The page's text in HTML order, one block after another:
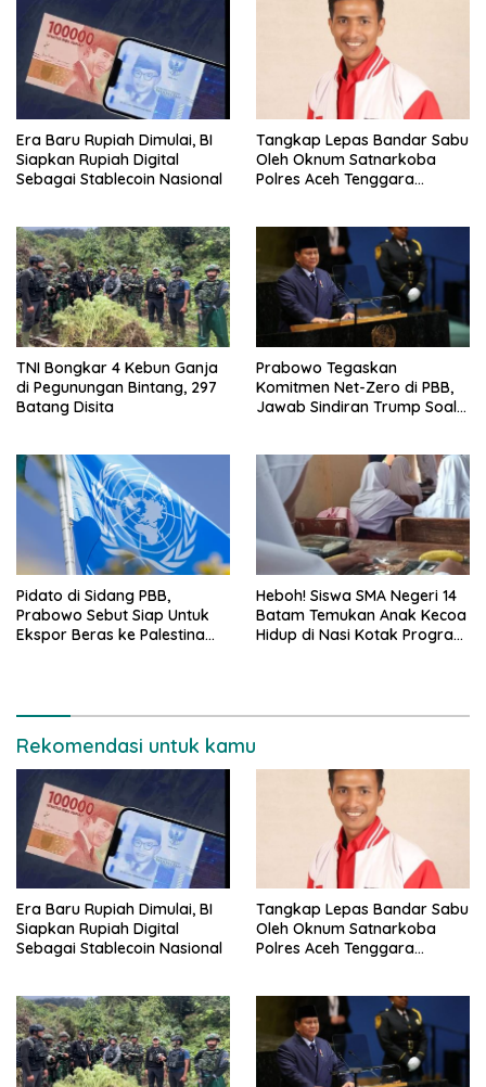
Era Baru Rupiah Dimulai, BI
Siapkan Rupiah Digital
Sebagai Stablecoin Nasional
Tangkap Lepas Bandar Sabu
Oleh Oknum Satnarkoba
Polres Aceh Tenggara
TNI Bongkar 4 Kebun Ganja
di Pegunungan Bintang, 297
Batang Disita
Prabowo Tegaskan
Komitmen Net-Zero di PBB,
Jawab Sindiran Trump Soal
Pidato di Sidang PBB,
Prabowo Sebut Siap Untuk
Ekspor Beras ke Palestina
Heboh! Siswa SMA Negeri 14
Batam Temukan Anak Kecoa
Hidup di Nasi Kotak Program
Rekomendasi untuk kamu
Era Baru Rupiah Dimulai, BI
Siapkan Rupiah Digital
Sebagai Stablecoin Nasional
Tangkap Lepas Bandar Sabu
Oleh Oknum Satnarkoba
Polres Aceh Tenggara